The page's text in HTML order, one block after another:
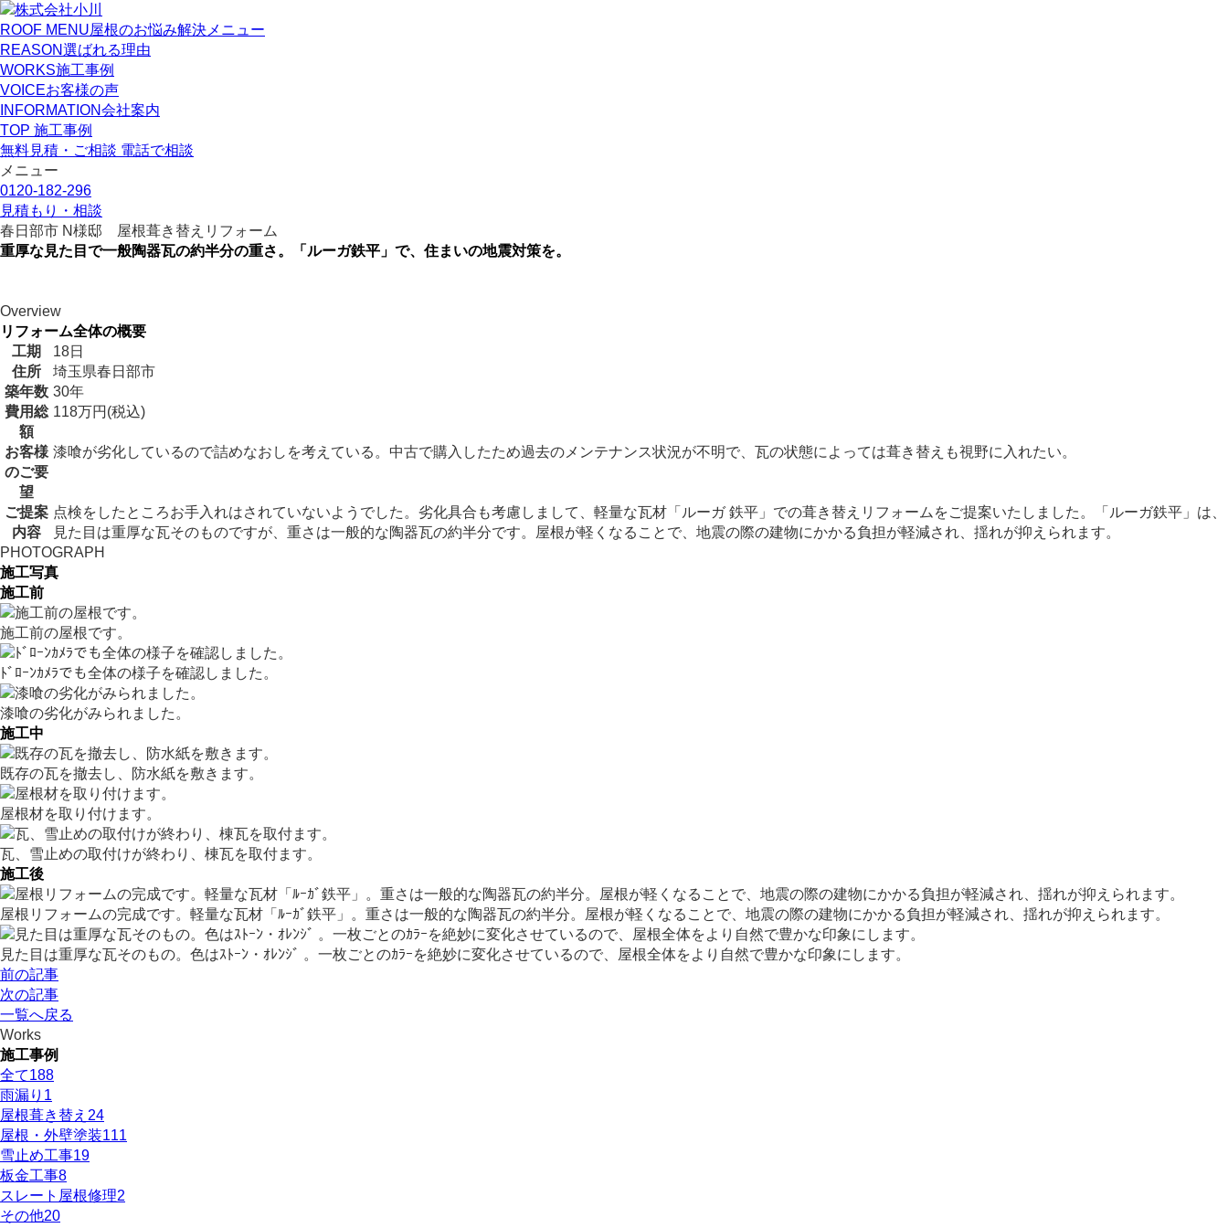
ROOF MENU屋根のお悩み解決メニュー
REASON選ばれる理由
WORKS施工事例
VOICEお客様の声
INFORMATION会社案内
TOP 施工事例
無料見積・ご相談 電話で相談
メニュー
0120-182-296
見積もり・相談
春日部市 N様邸 屋根葺き替えリフォーム
重厚な見た目で一般陶器瓦の約半分の重さ。「ルーガ鉄平」で、住まいの地震対策を。
Overview
リフォーム全体の概要
工期
18日
住所
埼玉県春日部市
築年数 30年
費用総
額
118万円(税込)
お客様
のご要
望
漆喰が劣化しているので詰めなおしを考えている。中古で購入したため過去のメンテナンス状況が不明で、瓦の状態によっては葺き替えも視野に入れたい。
ご提案
内容
点検をしたところお手入れはされていないようでした。劣化具合も考慮しまして、軽量な瓦材「ルーガ 鉄平」での葺き替えリフォームをご提案いたしました。「ルーガ鉄平」は、
見た目は重厚な瓦そのものですが、重さは一般的な陶器瓦の約半分です。屋根が軽くなることで、地震の際の建物にかかる負担が軽減され、揺れが抑えられます。
PHOTOGRAPH
施工写真
施工前
施工前の屋根です。
ﾄﾞﾛｰﾝｶﾒﾗでも全体の様子を確認しました。
漆喰の劣化がみられました。
施工中
既存の瓦を撤去し、防水紙を敷きます。
屋根材を取り付けます。
瓦、雪止めの取付けが終わり、棟瓦を取付ます。
施工後
屋根リフォームの完成です。軽量な瓦材「ﾙｰｶﾞ鉄平」。重さは一般的な陶器瓦の約半分。屋根が軽くなることで、地震の際の建物にかかる負担が軽減され、揺れが抑えられます。
見た目は重厚な瓦そのもの。色はｽﾄｰﾝ・ｵﾚﾝｼﾞ 。一枚ごとのｶﾗｰを絶妙に変化させているので、屋根全体をより自然で豊かな印象にします。
前の記事
次の記事
一覧へ戻る
Works
施工事例
全て188
雨漏り 1
屋根葺き替え 24
屋根・外壁塗装111
雪止め工事19
板金工事8
スレート屋根修理2
その他20